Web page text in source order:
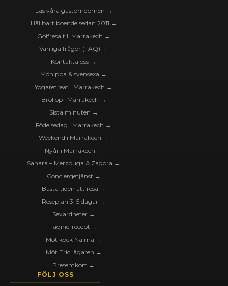
Läs våra gästomdömen →
Hållbart boende sedan 2011 →
Golfresa till Marrakech →
Vanliga frågor (FAQ) →
Kontakta oss →
Möhippa & svensexa →
Yogaretreat i Marrakech →
Bröllop i Marrakech →
Sista minuten →
Födelsedag i Marrakech →
Weekend i Marrakech →
Nyår i Marrakech →
Sahara – Merzouga & Zagora →
Conciergetjänst →
Bästa tiden att resa →
Reseplan 3–5 dagar →
Sevärdheter →
Tagine-recept →
Möt kock Naima →
Möt Eric, ägaren →
Presentkort →
FÖLJ OSS